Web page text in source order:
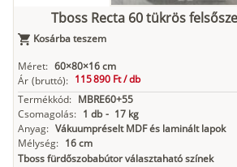
Antracit Matt fekete
Tboss Recta 60 tükrös
Kosárba teszem
Méret: 60×80×16 cm
Ár (bruttó): 115 890 Ft /db
Termékkód: MBRE60+55
Csomagolás: 1 db - 17 kg
Anyag: Vákuumpréselt MDF és laminált lapok
Mélység: 16 cm
Tboss fürdőszobabútor választaható színek